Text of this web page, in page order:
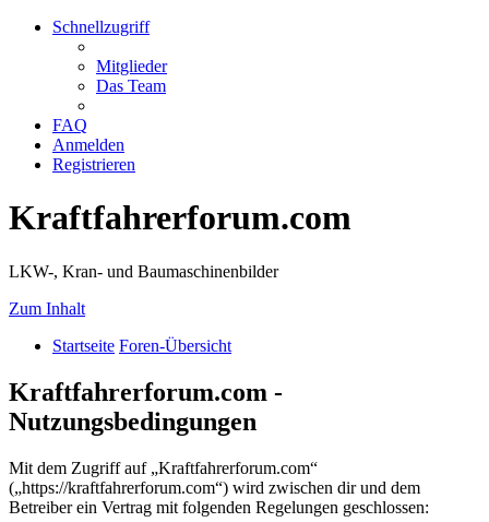
Schnellzugriff
Mitglieder
Das Team
FAQ
Anmelden
Registrieren
Kraftfahrerforum.com
LKW-, Kran- und Baumaschinenbilder
Zum Inhalt
Startseite Foren-Übersicht
Kraftfahrerforum.com -
Nutzungsbedingungen
Mit dem Zugriff auf „Kraftfahrerforum.com“
(„https://kraftfahrerforum.com“) wird zwischen dir und dem
Betreiber ein Vertrag mit folgenden Regelungen geschlossen: